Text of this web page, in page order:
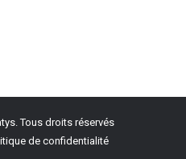
Tous droits réservés
de confidentialité